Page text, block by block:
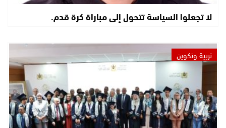
لا تجعلوا السياسة تتحول إلى مباراة كرة قدم.
تربية وتكوين